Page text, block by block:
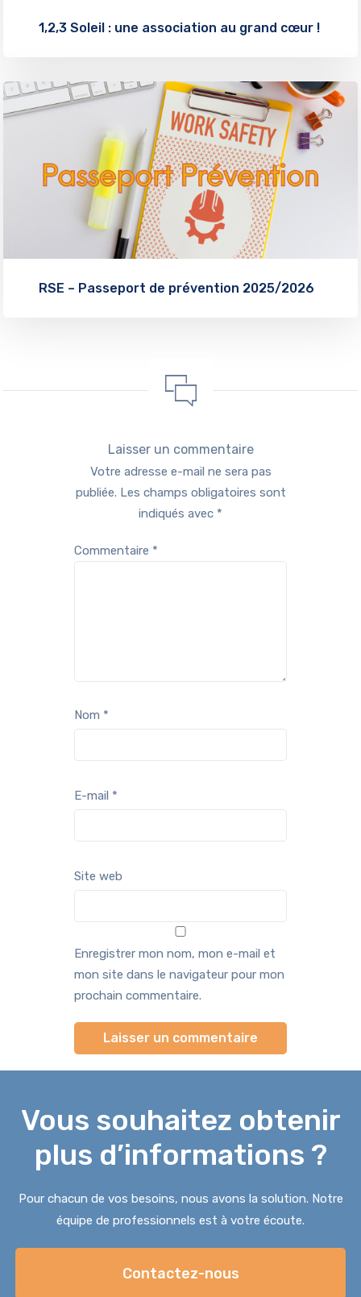
1,2,3 Soleil : une association au grand cœur !
RSE – Passeport de prévention 2025/2026
Laisser un commentaire
Votre adresse e-mail ne sera pas
publiée. Les champs obligatoires sont
indiqués avec *
Commentaire *
Nom *
E-mail *
Site web
Enregistrer mon nom, mon e-mail et
mon site dans le navigateur pour mon
prochain commentaire.
Vous souhaitez obtenir
plus d’informations ?
Pour chacun de vos besoins, nous avons la solution. Notre
équipe de professionnels est à votre écoute.
Contactez-nous